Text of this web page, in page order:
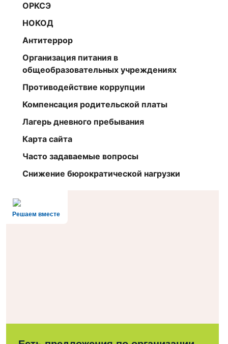
ОРКСЭ
НОКОД
Антитеррор
Организация питания в
общеобразовательных учреждениях
Противодействие коррупции
Компенсация родительской платы
Лагерь дневного пребывания
Карта сайта
Часто задаваемые вопросы
Снижение бюрократической нагрузки
Решаем вместе